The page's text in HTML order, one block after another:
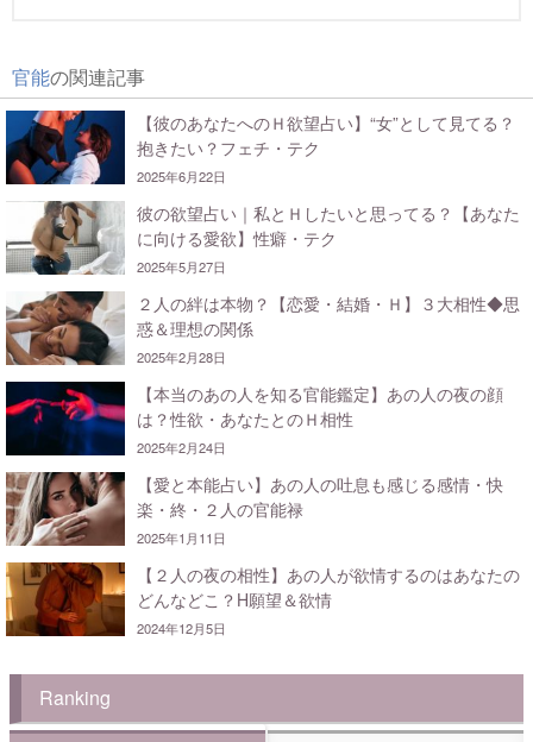
官能の関連記事
【彼のあなたへのＨ欲望占い】“女”として見てる？
抱きたい？フェチ・テク
2025年6月22日
彼の欲望占い｜私とＨしたいと思ってる？【あなた
に向ける愛欲】性癖・テク
2025年5月27日
２人の絆は本物？【恋愛・結婚・Ｈ】３大相性◆思
惑＆理想の関係
2025年2月28日
【本当のあの人を知る官能鑑定】あの人の夜の顔
は？性欲・あなたとのＨ相性
2025年2月24日
【愛と本能占い】あの人の吐息も感じる感情・快
楽・終・２人の官能禄
2025年1月11日
【２人の夜の相性】あの人が欲情するのはあなたの
どんなどこ？H願望＆欲情
2024年12月5日
Ranking